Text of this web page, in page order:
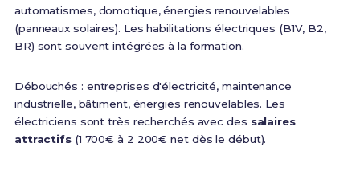
automatismes, domotique, énergies renouvelables
(panneaux solaires). Les habilitations électriques (B1V, B2,
BR) sont souvent intégrées à la formation.
Débouchés : entreprises d'électricité, maintenance
industrielle, bâtiment, énergies renouvelables. Les
électriciens sont très recherchés avec des salaires
attractifs(1 700€ à 2 200€ net dès le début).